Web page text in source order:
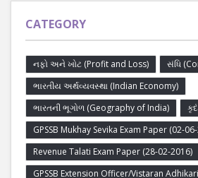
CATEGORY
નફો અને ખોટ (Profit and Loss)
સંધિ
ભારતીય અર્થવ્યવસ્થા (Indian Economy)
ભારતની ભૂગોળ (Geography of India)
GPSSB Mukhay Sevika Exam Paper (02-
Revenue Talati Exam Paper (28-02-2016)
GPSSB Extension Officer/Vistaran